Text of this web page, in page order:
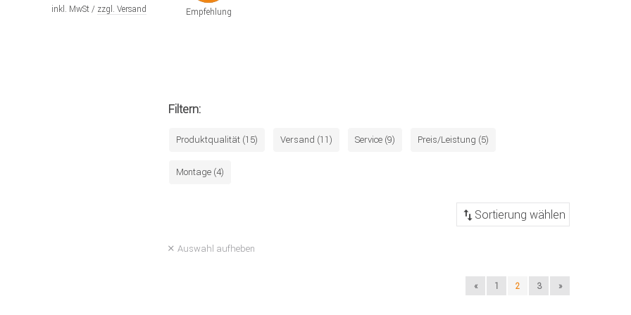
inkl. MwSt / zzgl. Versand Empfehlung
Filtern:
Produktqualität (15) Versand (11) Service (9) Preis/Leistung (5)
Montage (4)
Auswahl aufheben
« 1 2 3 »